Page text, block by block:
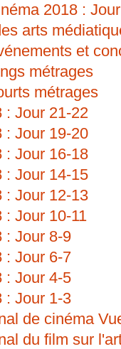
2018 :
arts
et
métrages
métrages
: Jour 21-22
: Jour 19-20
: Jour 16-18
: Jour 14-15
: Jour 12-13
: Jour 10-11
: Jour 8-9
: Jour 6-7
: Jour 4-5
: Jour 1-3
de cinéma
du film sur